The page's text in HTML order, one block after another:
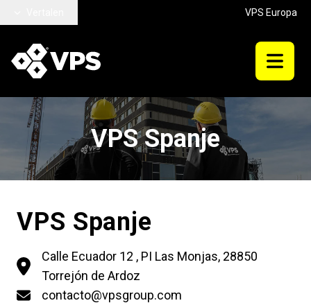
VPS Europa
VPS Spanje
VPS Spanje
Calle Ecuador 12 , PI Las Monjas, 28850
Torrejón de Ardoz
contacto@vpsgroup.com